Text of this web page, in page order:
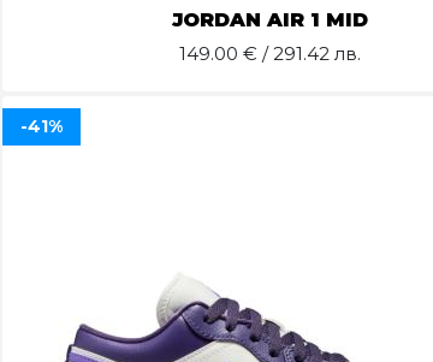
JORDAN AIR 1 MID
149.00 € / 291.42 лв.
-41%